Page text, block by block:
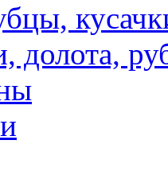
долота,